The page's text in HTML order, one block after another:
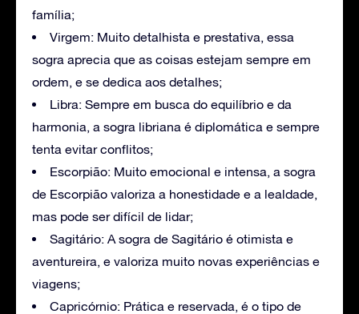
família;
Virgem: Muito detalhista e prestativa, essa
sogra aprecia que as coisas estejam sempre em
ordem, e se dedica aos detalhes;
Libra: Sempre em busca do equilíbrio e da
harmonia, a sogra libriana é diplomática e sempre
tenta evitar conflitos;
Escorpião: Muito emocional e intensa, a sogra
de Escorpião valoriza a honestidade e a lealdade,
mas pode ser difícil de lidar;
Sagitário: A sogra de Sagitário é otimista e
aventureira, e valoriza muito novas experiências e
viagens;
Capricórnio: Prática e reservada, é o tipo de